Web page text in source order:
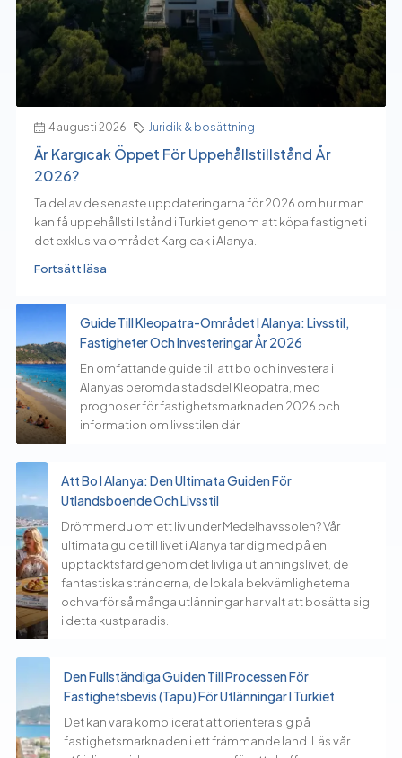
Leaflet| ©OpenStreetMapcontributors
4 augusti 2026 Juridik & bosättning
Är Kargıcak Öppet För Uppehållstillstånd År
2026?
Ta del av de senaste uppdateringarna för 2026 om hur man
kan få uppehållstillstånd i Turkiet genom att köpa fastighet i
det exklusiva området Kargıcak i Alanya.
Fortsätt läsa
Guide Till Kleopatra-Området I Alanya: Livsstil,
Fastigheter Och Investeringar År 2026
En omfattande guide till att bo och investera i
Alanyas berömda stadsdel Kleopatra, med
prognoser för fastighetsmarknaden 2026 och
information om livsstilen där.
Att Bo I Alanya: Den Ultimata Guiden För
Utlandsboende Och Livsstil
Drömmer du om ett liv under Medelhavssolen? Vår
ultimata guide till livet i Alanya tar dig med på en
upptäcktsfärd genom det livliga utlänningslivet, de
fantastiska stränderna, de lokala bekvämligheterna
och varför så många utlänningar har valt att bosätta sig
i detta kustparadis.
Den Fullständiga Guiden Till Processen För
Fastighetsbevis (Tapu) För Utlänningar I Turkiet
Det kan vara komplicerat att orientera sig på
fastighetsmarknaden i ett främmande land. Läs vår